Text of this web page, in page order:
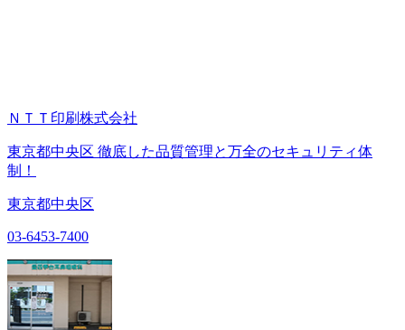
ＮＴＴ印刷株式会社
東京都中央区 徹底した品質管理と万全のセキュリティ体
制！
東京都中央区
03-6453-7400